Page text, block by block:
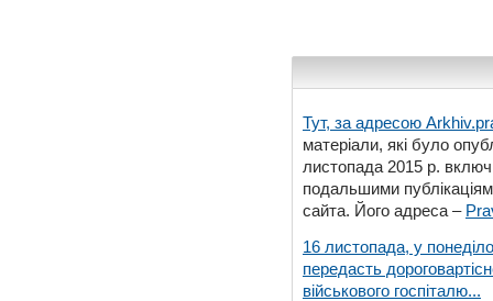
Тут, за адресою
матеріали, які було
листопада 2015 р.
подальшими
сайта. Його адреса –
16 листопада, у
передасть
військового госпіталю...